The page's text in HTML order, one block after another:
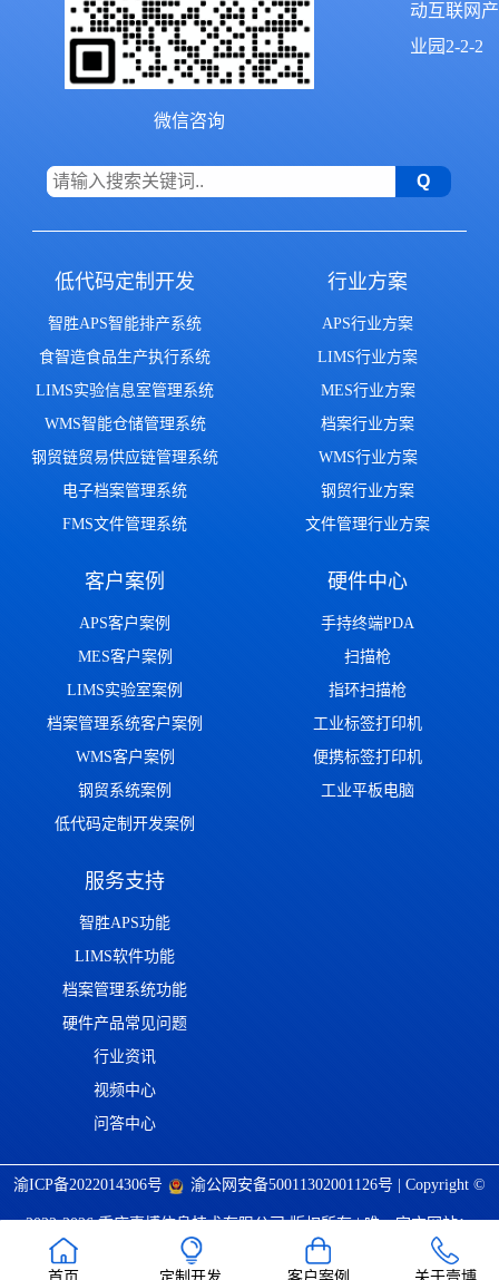
微信咨询
动互联网产
业园2-2-2
低代码定制开发
智胜APS智能排产系统
食智造食品生产执行系统
LIMS实验信息室管理系统
WMS智能仓储管理系统
钢贸链贸易供应链管理系统
电子档案管理系统
FMS文件管理系统
行业方案
APS行业方案
LIMS行业方案
MES行业方案
档案行业方案
WMS行业方案
钢贸行业方案
文件管理行业方案
客户案例
APS客户案例
MES客户案例
LIMS实验室案例
档案管理系统客户案例
WMS客户案例
钢贸系统案例
低代码定制开发案例
硬件中心
手持终端PDA
扫描枪
指环扫描枪
工业标签打印机
便携标签打印机
工业平板电脑
服务支持
智胜APS功能
LIMS软件功能
档案管理系统功能
硬件产品常见问题
行业资讯
视频中心
问答中心
渝ICP备2022014306号 渝公网安备50011302001126号 | Copyright ©
2022-2026 重庆壹博信息技术有限公司 版权所有 | 唯一官方网站：
https://www.cqaoba.cn 谨防仿冒！